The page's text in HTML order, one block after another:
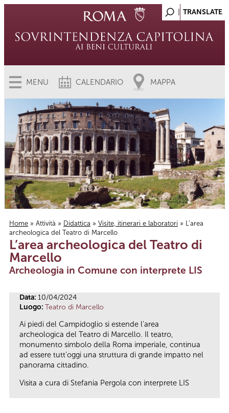
MENU CALENDARIO MAPPA
Tu sei qui
Home » Attività » Didattica » Visite, itinerari e laboratori » L’area
archeologica del Teatro di Marcello
L’area archeologica del Teatro di
Marcello
Archeologia in Comune con interprete LIS
Data: 10/04/2024
Luogo: Teatro di Marcello
Ai piedi del Campidoglio si estende l’area
archeologica del Teatro di Marcello. Il teatro,
monumento simbolo della Roma imperiale, continua
ad essere tutt’oggi una struttura di grande impatto nel
panorama cittadino.
Visita a cura di Stefania Pergola con interprete LIS